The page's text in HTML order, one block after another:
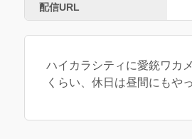
配信URL
ハイカラシティに愛銃ワカ
くらい、休日は昼間にもや